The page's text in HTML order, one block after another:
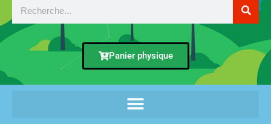
Panier physique